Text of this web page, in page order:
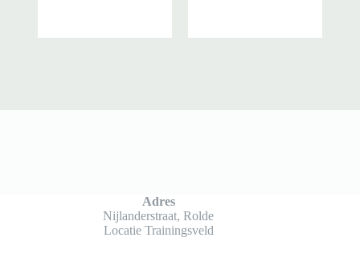
Adres
Nijlanderstraat, Rolde
Locatie Trainingsveld